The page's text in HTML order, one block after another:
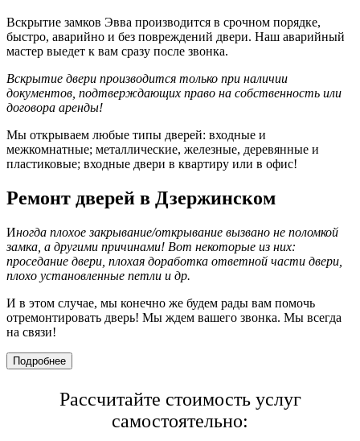
Вскрытие замков Эвва производится в срочном порядке,
быстро, аварийно и без повреждений двери. Наш аварийный
мастер выедет к вам сразу после звонка.
Вскрытие двери производится только при наличии
документов, подтверждающих право на собственность или
договора аренды!
Мы открываем любые типы дверей: входные и
межкомнатные; металлические, железные, деревянные и
пластиковые; входные двери в квартиру или в офис!
Ремонт дверей в Дзержинском
Иногда плохое закрывание/открывание вызвано не поломкой
замка, а другими причинами! Вот некоторые из них:
проседание двери, плохая доработка ответной части двери,
плохо установленные петли и др.
И в этом случае, мы конечно же будем рады вам помочь
отремонтировать дверь! Мы ждем вашего звонка. Мы всегда
на связи!
Подробнее
Рассчитайте стоимость услуг
самостоятельно: